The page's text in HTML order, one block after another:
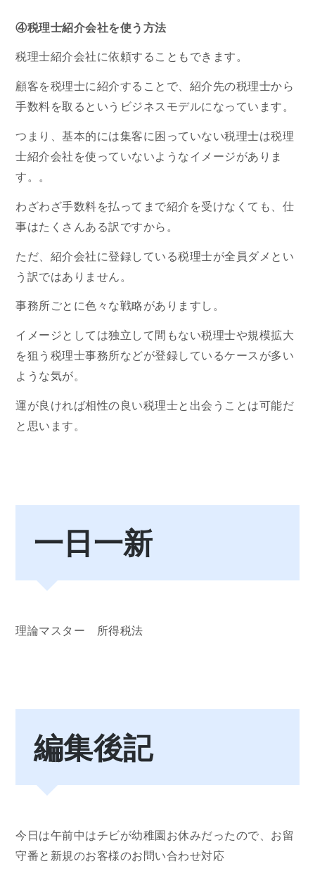
④税理士紹介会社を使う方法
税理士紹介会社に依頼することもできます。
顧客を税理士に紹介することで、紹介先の税理士から
手数料を取るというビジネスモデルになっています。
つまり、基本的には集客に困っていない税理士は税理
士紹介会社を使っていないようなイメージがありま
す。。
わざわざ手数料を払ってまで紹介を受けなくても、仕
事はたくさんある訳ですから。
ただ、紹介会社に登録している税理士が全員ダメとい
う訳ではありません。
事務所ごとに色々な戦略がありますし。
イメージとしては独立して間もない税理士や規模拡大
を狙う税理士事務所などが登録しているケースが多い
ような気が。
運が良ければ相性の良い税理士と出会うことは可能だ
と思います。
一日一新
理論マスター 所得税法
編集後記
今日は午前中はチビが幼稚園お休みだったので、お留
守番と新規のお客様のお問い合わせ対応